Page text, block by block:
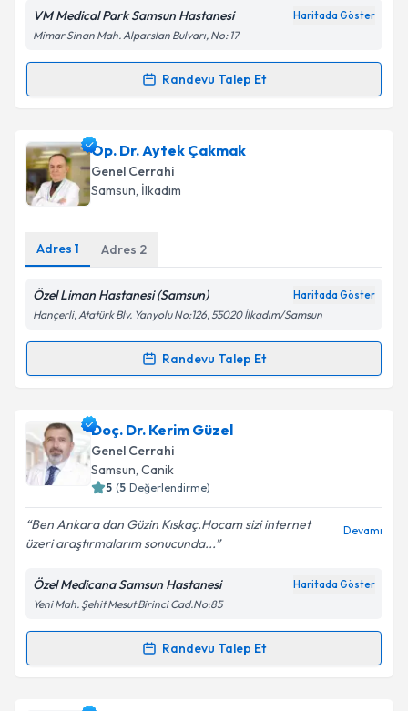
Kişisel verilerimin işlenmesine ilişkin
Metni'ni okudum ve kişisel verilerimin belirtilen
kapsamda işlenmesini kabul ediyorum.
VM Medical Park Samsun Hastanesi Haritada Göster
Mimar Sinan Mah. Alparslan Bulvarı, No: 17
Randevu Talep Et
Randevu Takvimi Talebi
Op. Dr. Abdullah Taşkıniçin randevu takvimi talebi
oluşturun. Size bu uzmandan randevu almanız için bir
takvim hazırlandığında e-posta ile bilgilendireceğiz.
Kişisel verilerimin işlenmesine ilişkinAydınlatma
kapsamda işlenmesini kabul ediyorum.
Op. Dr. Aytek Çakmak
Genel Cerrahi
Samsun, İlkadım
Adres 1 Adres 2
Özel Liman Hastanesi (Samsun) Haritada Göster
Hançerli, Atatürk Blv. Yanyolu No:126, 55020 İlkadım/Samsun
Randevu Talep Et
Randevu Takvimi Talebi
Op. Dr. Aytek Çakmakiçin randevu takvimi talebi
oluşturun. Size bu uzmandan randevu almanız için bir
takvim hazırlandığında e-posta ile bilgilendireceğiz.
Kişisel verilerimin işlenmesine ilişkin
Aydınlatma
Metni'ni okudum ve kişisel verilerimin belirtilen
kapsamda işlenmesini kabul ediyorum.
Doç. Dr. Kerim Güzel
Genel Cerrahi
Samsun, Canik
5 (5 Değerlendirme)
Ben Ankara dan Güzin Kıskaç.Hocam sizi internet
üzeri araştırmalarım sonucunda...
Devamı
Özel Medicana Samsun Hastanesi Haritada Göster
Yeni Mah. Şehit Mesut Birinci Cad.No:85
Randevu Talep Et
Randevu Takvimi Talebi